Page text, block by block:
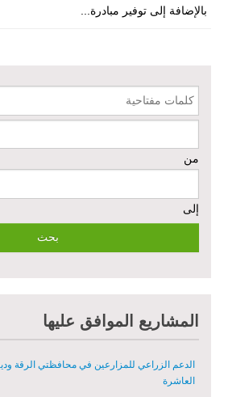
بالإضافة إلى توفير مبادرة...
كلمات مفتاحية
من
إلى
المشاريع الموافق عليها
دعم الخدمات الصحية في محافظتي الرقة ودير
إعادة تأهيل المنازل لعيش آمن وكريم في الرقة
مشروع إعادة تأهيل المأوى والبنية التحتية
مبادرة متعددة القطاعات لإعادة التأهيل في
مبادرة متعددة القطاعات لإعادة التأهيل في
الدعم الزراعي للمزارعين في محافظتي الرقة
العاشرة